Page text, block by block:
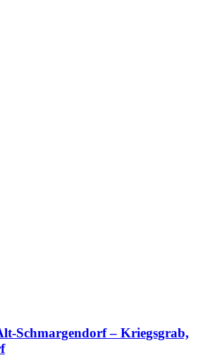
Schmargendorf – Kriegsgrab,